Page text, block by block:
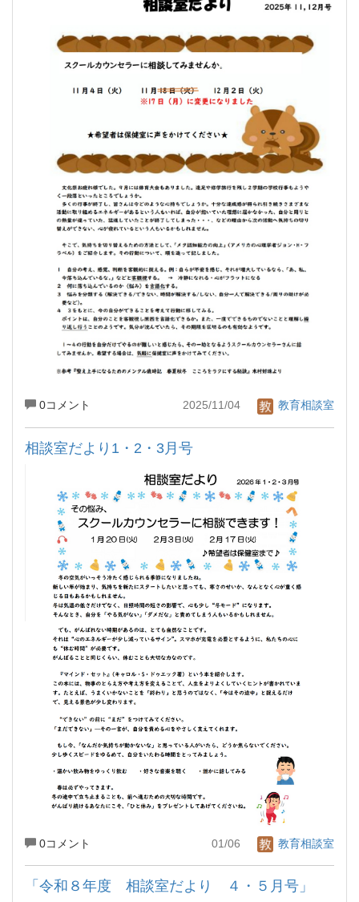
0コメント 2025/11/04 教育相談室
相談室だより1・2・3月号
0コメント 01/06 教育相談室
「令和８年度 相談室だより ４・５月号」